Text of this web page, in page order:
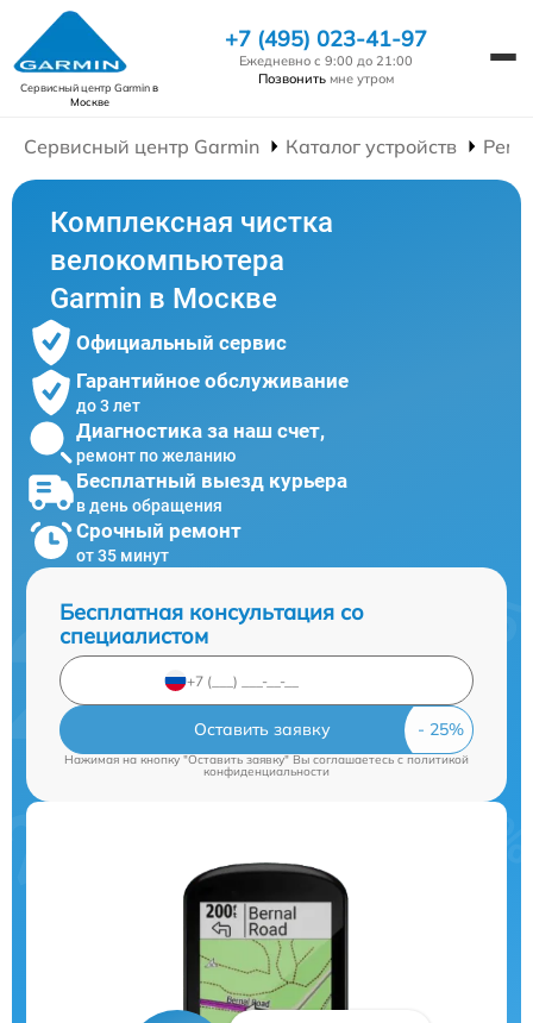
Сервисный центр Garminв
Москве
+7 (495) 023-41-97
Ежедневно с 9:00 до 21:00
Позвонить мне утром
Сервисный центр Garmin Каталог устройств
Комплексная чистка
велокомпьютера
Garmin в Москве
Официальный сервис
Гарантийное обслуживание
до 3 лет
Диагностика за наш счет,
ремонт по желанию
Бесплатный выезд курьера
в день обращения
Срочный ремонт
от 35 минут
Бесплатная консультация со
специалистом
Оставить заявку
Нажимая на кнопку "Оставить заявку" Вы соглашаетесь cполитикой
конфиденциальности